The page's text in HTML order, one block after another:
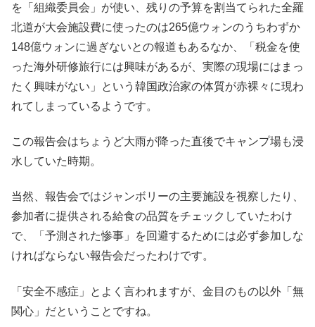
を「組織委員会」が使い、残りの予算を割当てられた全羅
北道が大会施設費に使ったのは265億ウォンのうちわずか
148億ウォンに過ぎないとの報道もあるなか、「税金を使
った海外研修旅行には興味があるが、実際の現場にはまっ
たく興味がない」という韓国政治家の体質が赤裸々に現わ
れてしまっているようです。
この報告会はちょうど大雨が降った直後でキャンプ場も浸
水していた時期。
当然、報告会ではジャンボリーの主要施設を視察したり、
参加者に提供される給食の品質をチェックしていたわけ
で、「予測された惨事」を回避するためには必ず参加しな
ければならない報告会だったわけです。
「安全不感症」とよく言われますが、金目のもの以外「無
関心」だということですね。